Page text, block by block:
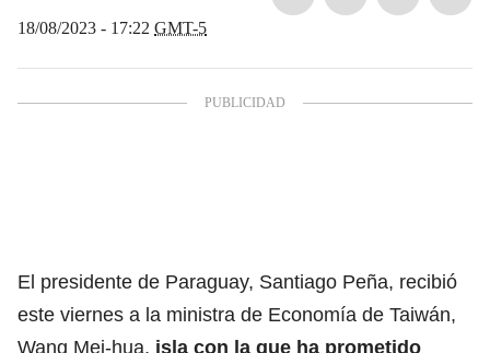
18/08/2023 - 17:22 GMT-5
El presidente de Paraguay, Santiago Peña, recibió
este viernes a la ministra de Economía de Taiwán,
Wang Mei-hua, isla con la que ha prometido